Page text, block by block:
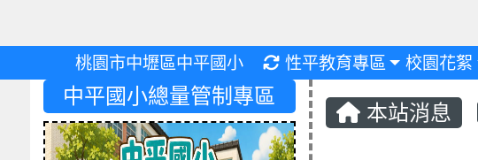
桃園市中壢區中平國小 重新取得佈景設定
性平教育專區 校園花絮
本站消息
中平國小總量管制專區